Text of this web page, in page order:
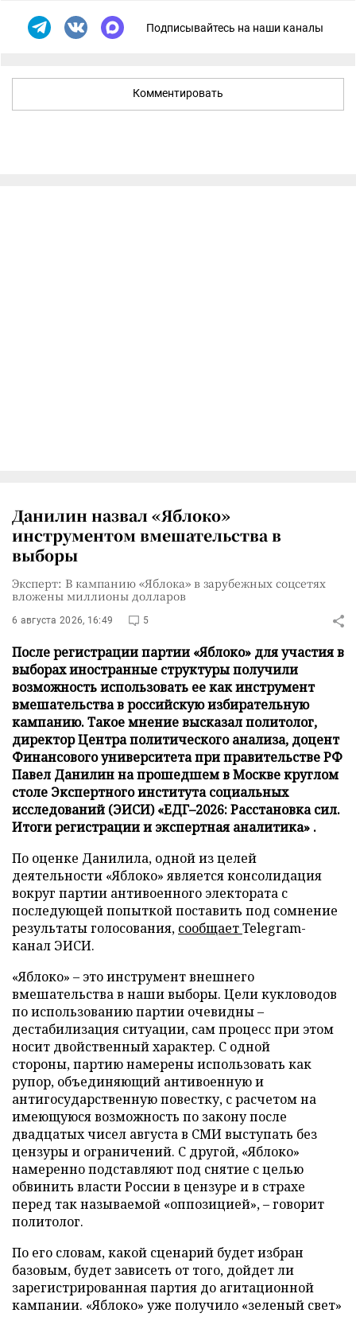
Подписывайтесь на наши каналы
Комментировать
Данилин назвал «Яблоко»
инструментом вмешательства в
выборы
Эксперт: В кампанию «Яблока» в зарубежных соцсетях
вложены миллионы долларов
6 августа 2026, 16:49 5
После регистрации партии «Яблоко» для участия в
выборах иностранные структуры получили
возможность использовать ее как инструмент
вмешательства в российскую избирательную
кампанию. Такое мнение высказал политолог,
директор Центра политического анализа, доцент
Финансового университета при правительстве РФ
Павел Данилин на прошедшем в Москве круглом
столе Экспертного института социальных
исследований (ЭИСИ) «ЕДГ–2026: Расстановка сил.
Итоги регистрации и экспертная аналитика» .
По оценке Данилила, одной из целей
деятельности «Яблоко» является консолидация
вокруг партии антивоенного электората с
последующей попыткой поставить под сомнение
результаты голосования, сообщаетTelegram-
канал ЭИСИ.
«Яблоко» – это инструмент внешнего
вмешательства в наши выборы. Цели кукловодов
по использованию партии очевидны –
дестабилизация ситуации, сам процесс при этом
носит двойственный характер. С одной
стороны, партию намерены использовать как
рупор, объединяющий антивоенную и
антигосударственную повестку, с расчетом на
имеющуюся возможность по закону после
двадцатых чисел августа в СМИ выступать без
цензуры и ограничений. С другой, «Яблоко»
намеренно подставляют под снятие с целью
обвинить власти России в цензуре и в страхе
перед так называемой «оппозицией», – говорит
политолог.
По его словам, какой сценарий будет избран
базовым, будет зависеть от того, дойдет ли
зарегистрированная партия до агитационной
кампании. «Яблоко» уже получило «зеленый свет»